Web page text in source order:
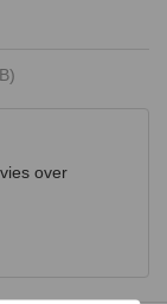
over